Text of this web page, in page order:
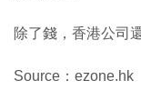
除了錢，香港公司
Source：ezone.hk